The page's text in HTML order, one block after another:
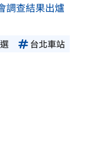
查結果出爐
台北車站